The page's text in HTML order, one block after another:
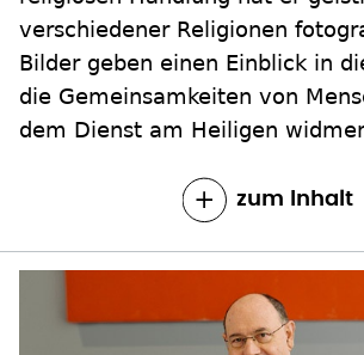
verschiedener Religionen
Bilder geben einen Einblick in
die Gemeinsamkeiten von
dem Dienst am Heiligen
zum Inhalt